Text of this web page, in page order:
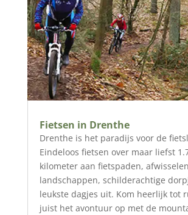
Fietsen in Drenthe
Drenthe is het paradijs voor de
Eindeloos fietsen over maar liefst
kilometer aan fietspaden,
landschappen, schilderachtige
leukste dagjes uit. Kom heerlijk tot
juist het avontuur op met de